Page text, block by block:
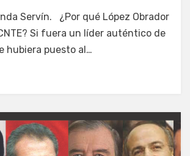
Servín. ¿Por qué López Obrador
Si fuera un líder auténtico de
hubiera puesto al…